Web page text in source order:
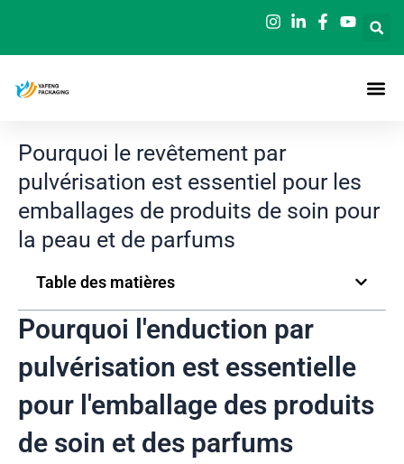
contenu
Pourquoi le revêtement par
pulvérisation est essentiel pour les
emballages de produits de soin pour
la peau et de parfums
Table des matières
Pourquoi l'enduction par
pulvérisation est essentielle
pour l'emballage des produits
de soin et des parfums